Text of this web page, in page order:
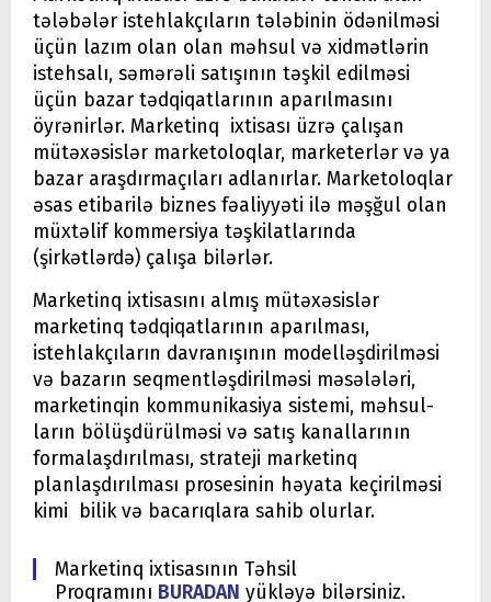
tələbələr istehlakçıların tələbinin ödənilməsi
üçün lazım olan olan məhsul və xidmətlərin
istehsalı, səmərəli satışının təşkil edilməsi
üçün bazar tədqiqatlarının aparılmasını
öyrənirlər. Marketinq ixtisası üzrə çalışan
mütəxəsislər marketoloqlar, marketerlər və ya
bazar araşdırmaçıları adlanırlar. Marketoloqlar
əsas etibarilə biznes fəaliyyəti ilə məşğul olan
müxtəlif kommersiya təşkilatlarında
(şirkətlərdə) çalışa bilərlər.
Marketinq ixtisasını almış mütəxəsislər
marketinq tədqiqatlarının apa­rıl­ması,
istehlakçıların davranışının modelləşdi­rilməsi
və bazarın seqment­ləş­diril­məsi mə­sə­lələri,
marketinqin kommunikasiya sistemi, məh­sul­
ların bölüşdürülməsi və satış kanallarının
formalaşdırılması, strateji marketinq
planlaşdırılması prosesinin həyata keçirilməsi
kimi bilik və bacarıqlara sahib olurlar.
Marketinq ixtisasının Təhsil
Proqramını BURADAN yükləyə bilərsiniz.